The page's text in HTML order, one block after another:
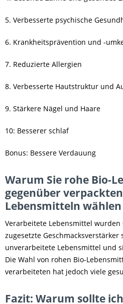
5. Verbesserte psychische
6. Krankheitsprävention und -
7. Reduzierte Allergien
8. Verbesserte Hautstruktur und
9. Stärkere Nägel und Haare
10: Besserer schlaf
Bonus: Bessere Verdauung
Warum Sie rohe Bio-
gegenüber
Lebensmitteln
Verarbeitete Lebensmittel
zugesetzte
unverarbeitete Lebensmittel und
Die Wahl von rohen Bio-
verarbeiteten hat jedoch viele
Fazit: Warum sollte